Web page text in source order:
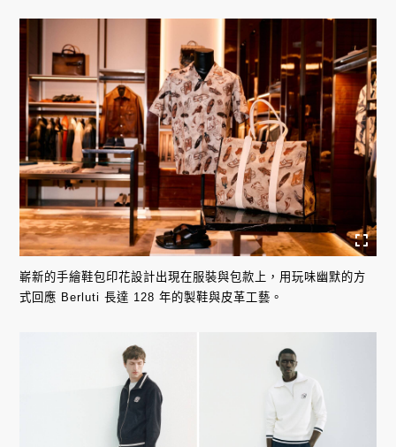
嶄新的手繪鞋包印花設計出現在服裝與包款上，用玩味幽默的方
式回應 Berluti 長達 128 年的製鞋與皮革工藝。